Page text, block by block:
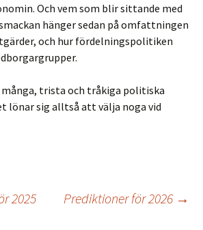
Och vem som blir sittande med
hänger sedan på omfattningen
och hur fördelningspolitiken
trista och tråkiga politiska
lönar sig alltså att välja noga vid
2025 Prediktioner för 2026 →